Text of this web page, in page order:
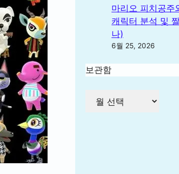
마리오 피치공주
캐릭터 분석 및
나)
6월 25, 2026
보관함